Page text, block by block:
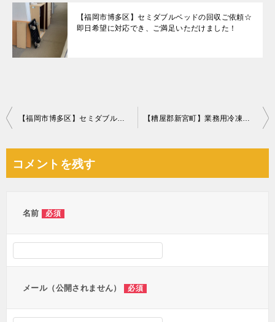
【福岡市博多区】セミダブルベッドの回収ご依頼☆
即日希望に対応でき、ご満足いただけました！
投
ビ
【福岡市博多区】セミダブルベッドの回収・処分ご依頼 お客様の声 【糟屋郡新宮町】業務用冷凍庫、食器棚、食洗器等の回収と草刈り
コメントを残す
名前 必須
メール（公開されません） 必須